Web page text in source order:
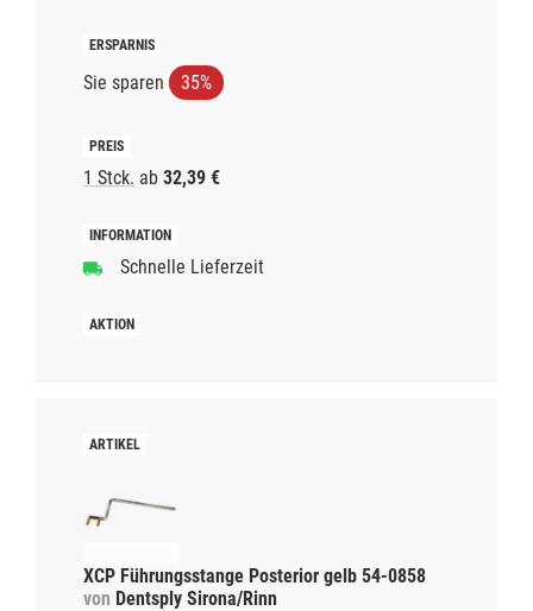
Sie sparen 35%
1 Stck. ab 32,39 €
Schnelle Lieferzeit
XCP Führungsstange Posterior gelb 54-0858
von Dentsply Sirona/Rinn